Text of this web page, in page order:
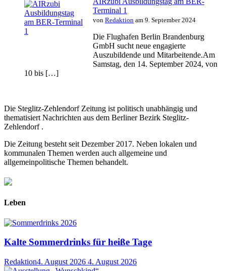
Terminal 1
von Redaktion am 9. September 2024
Die Flughafen Berlin Brandenburg
GmbH sucht neue engagierte
Auszubildende und Mitarbeitende.Am
Samstag, den 14. September 2024, von
10 bis […]
Die Steglitz-Zehlendorf Zeitung ist politisch unabhängig und
thematisiert Nachrichten aus dem Berliner Bezirk Steglitz-
Zehlendorf .
Die Zeitung besteht seit Dezember 2017. Neben lokalen und
kommunalen Themen werden auch allgemeine und
allgemeinpolitische Themen behandelt.
Leben
Kalte Sommerdrinks für heiße Tage
Redaktion4. August 2026 4. August 2026